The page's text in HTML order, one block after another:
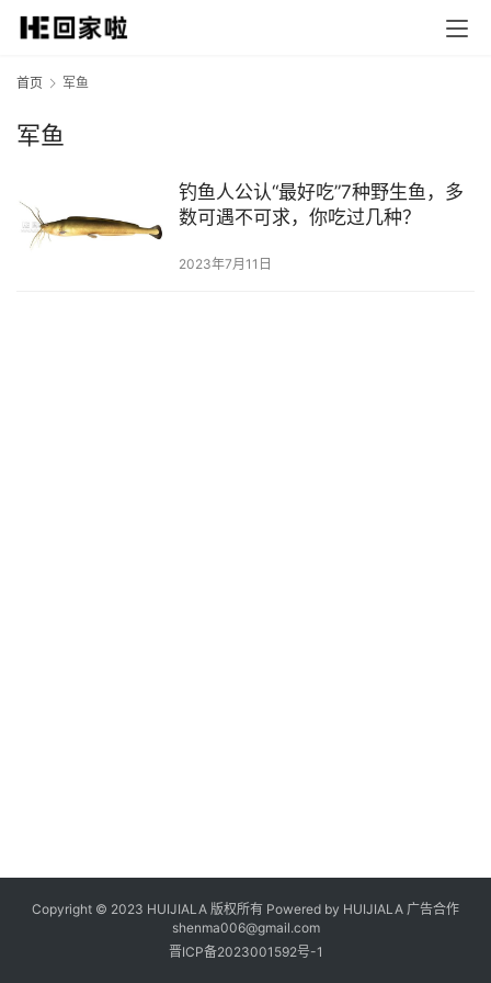
首页 军鱼
军鱼
钓鱼人公认“最好吃”7种野生鱼，多
数可遇不可求，你吃过几种？
2023年7月11日
Copyright © 2023 HUIJIALA 版权所有 Powered by HUIJIALA 广告合作
shenma006@gmail.com
晋ICP备2023001592号-1